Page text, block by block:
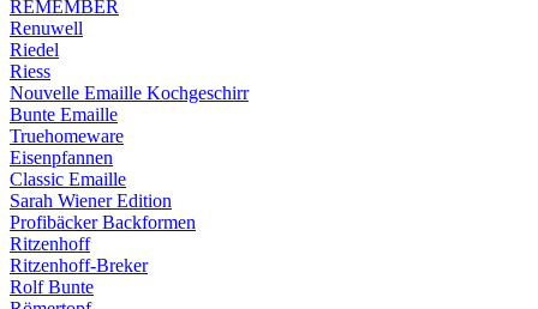
REMEMBER
Renuwell
Riedel
Riess
Nouvelle Emaille Kochgeschirr
Bunte Emaille
Truehomeware
Eisenpfannen
Classic Emaille
Sarah Wiener Edition
Profibäcker Backformen
Ritzenhoff
Ritzenhoff-Breker
Rolf Bunte